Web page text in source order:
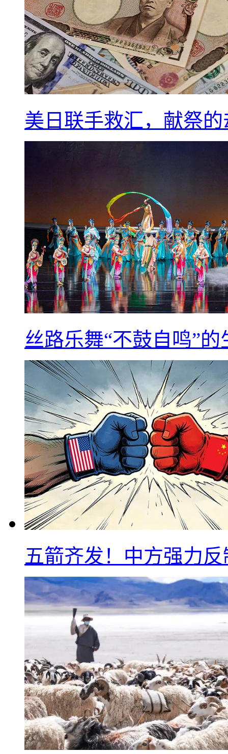
美日联手救汇，献祭
丝路乐舞“不鼓自鸣”
五箭齐发！中方强力